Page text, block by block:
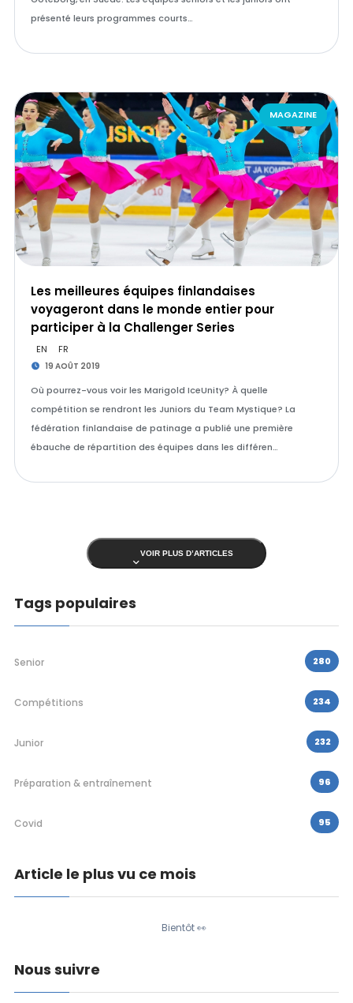
présenté leurs programmes courts…
MAGAZINE
Les meilleures équipes finlandaises
voyageront dans le monde entier pour
participer à la Challenger Series
EN FR
19 AOÛT 2019
Où pourrez-vous voir les Marigold IceUnity? À quelle
compétition se rendront les Juniors du Team Mystique? La
fédération finlandaise de patinage a publié une première
ébauche de répartition des équipes dans les différen…
VOIR PLUS D’ARTICLES
Tags populaires
Senior 280
Compétitions 234
Junior 232
Préparation & entraînement 96
Covid 95
Article le plus vu ce mois
Bientôt 👀
Nous suivre